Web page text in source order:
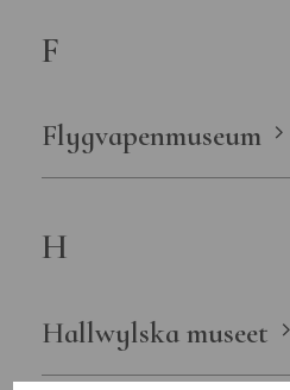
F
Flygvapenmuseum
H
Hallwylska museet